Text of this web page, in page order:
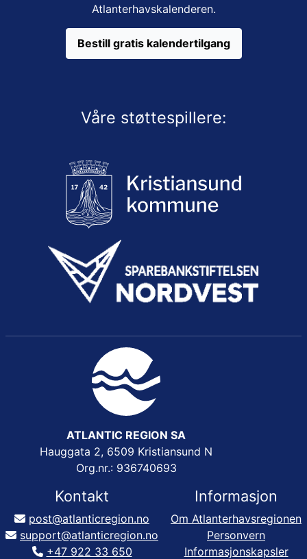
Atlanterhavskalenderen.
Bestill gratis kalendertilgang
Våre støttespillere:
ATLANTIC REGION SA
Hauggata 2, 6509 Kristiansund N
Org.nr.: 936740693
Kontakt
post@atlanticregion.no
support@atlanticregion.no
+47 922 33 650
Informasjon
Om Atlanterhavsregionen
Personvern
Informasjonskapsler